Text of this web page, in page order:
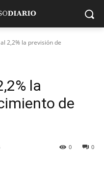
2,2% la previsión de
la
de
0
0